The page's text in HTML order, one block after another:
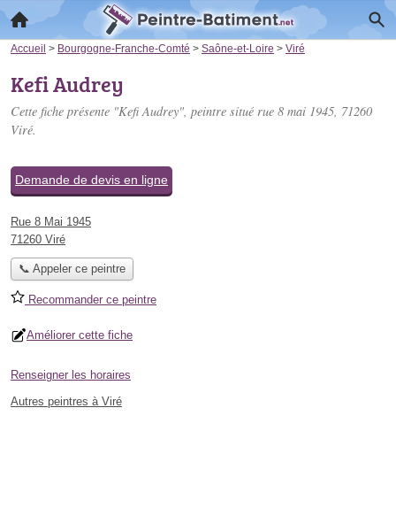
Accueil > Bourgogne-Franche-Comté > Saône-et-Loire > Viré
Kefi Audrey
Cette fiche présente "Kefi Audrey", peintre situé rue 8 mai 1945, 71260
Viré.
Demande de devis en ligne
Rue 8 Mai 1945
71260 Viré
📞 Appeler ce peintre
Recommander ce peintre
Améliorer cette fiche
Renseigner les horaires
Autres peintres à Viré